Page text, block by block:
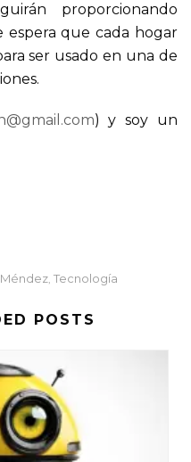
proporcionando
espera que cada hogar
ser usado en una de
) y soy un
, Tecnología
POSTS